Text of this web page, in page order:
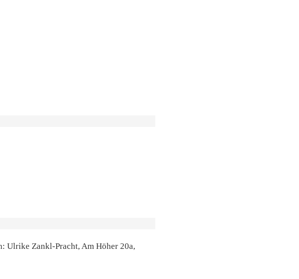
Ulrike Zankl-Pracht, Am Höher 20a,